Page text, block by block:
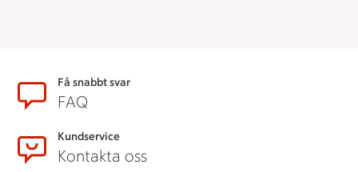
SidfotFå snabbt svar
FAQ
Kundservice
Kontakta oss